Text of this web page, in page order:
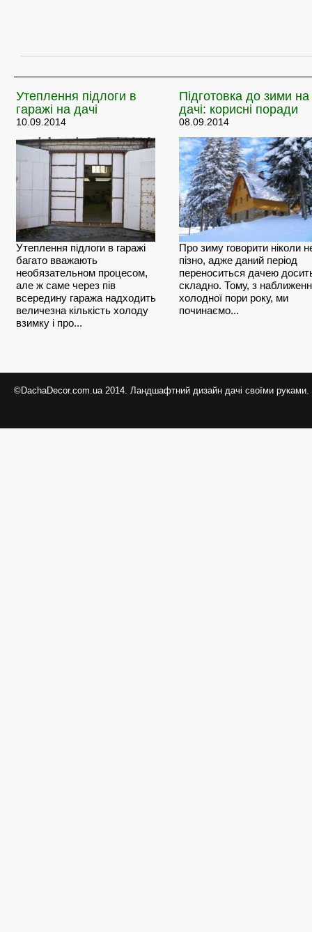
Утеплення підлоги в
гаражі на дачі
10.09.2014
Утеплення підлоги в гаражі
багато вважають
необязательном процесом,
але ж саме через пів
всередину гаража надходить
величезна кількість холоду
взимку і про...
Підготовкадо зими на
дачі: корисні поради
08.09.2014
Про зиму говорити ніколи
пізно, адже даний період
переноситься дачею
складно. Тому, з
холодної пори року, ми
починаємо...
©DachaDecor.com.ua 2014. Ландшафтний дизайн дачі своїми руками.